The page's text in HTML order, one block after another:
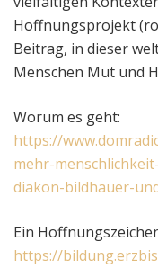
Hoffnungsprojekt
Beitrag, in dieser
Menschen Mut und
Worum es geht:
https://
mehr-
diakon-bildhauer-
Ein
https://